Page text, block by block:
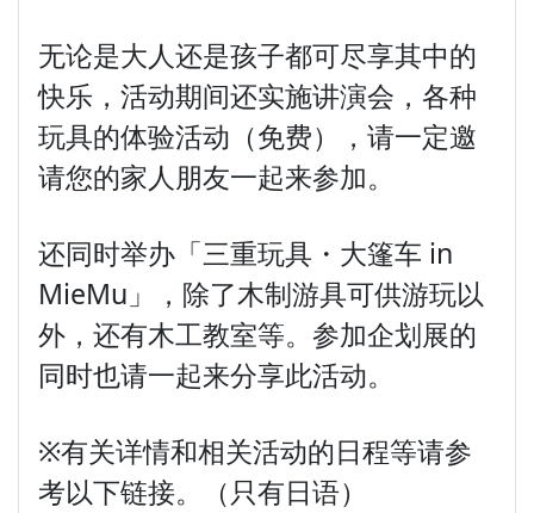
无论是大人还是孩子都可尽享其中的
快乐，活动期间还实施讲演会，各种
玩具的体验活动（免费），请一定邀
请您的家人朋友一起来参加。
还同时举办「三重玩具・大篷车 in
MieMu」，除了木制游具可供游玩以
外，还有木工教室等。参加企划展的
同时也请一起来分享此活动。
※有关详情和相关活动的日程等请参
考以下链接。（只有日语）